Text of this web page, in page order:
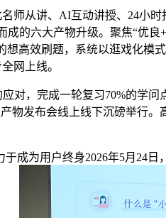
从讲、AI互动讲授、24小时
的六大产物升级。聚焦“优
高效刷题，系统以逛戏化模
网上线。
，完成一轮复习70%的学问
物发布会线上线下沉磅举行
为用户终身2026年5月24